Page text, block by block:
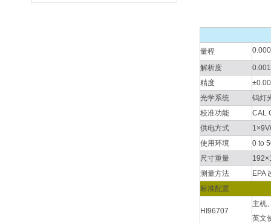
量程
解析度
精度
光学系统
钨灯
校准功能
CAL
供电方式
使用环境
0 to
尺寸重量
测量方法
EPA
标准配置
HI96707
主机
英文